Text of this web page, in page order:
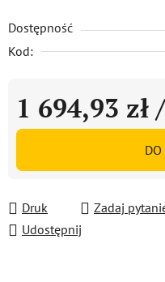
Dostępność
Kod:
1 694,93 zł
Cena jednostkowa:
Druk Zadaj
Udostępnij